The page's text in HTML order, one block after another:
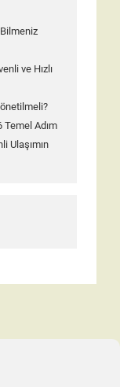
ve Hızlı
Temel Adım
Ulaşımın